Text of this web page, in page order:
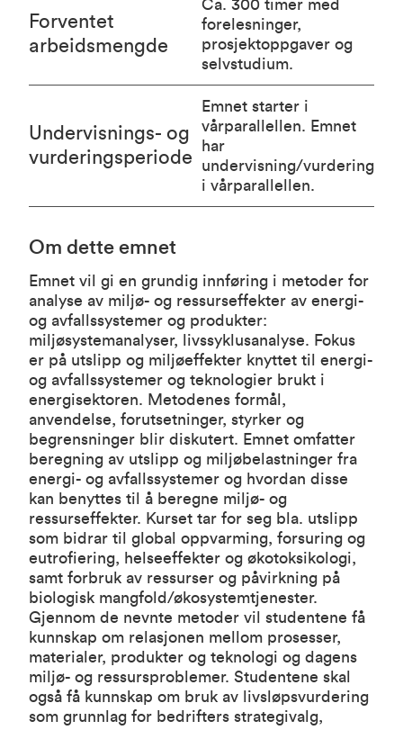
Om dette emnet
Emnet vil gi en grundig innføring i metoder for
analyse av miljø- og ressurseffekter av energi-
og avfallssystemer og produkter:
miljøsystemanalyser, livssyklusanalyse. Fokus
er på utslipp og miljøeffekter knyttet til energi-
og avfallssystemer og teknologier brukt i
energisektoren. Metodenes formål,
anvendelse, forutsetninger, styrker og
begrensninger blir diskutert. Emnet omfatter
beregning av utslipp og miljøbelastninger fra
energi- og avfallssystemer og hvordan disse
kan benyttes til å beregne miljø- og
ressurseffekter. Kurset tar for seg bla. utslipp
som bidrar til global oppvarming, forsuring og
eutrofiering, helseeffekter og økotoksikologi,
samt forbruk av ressurser og påvirkning på
biologisk mangfold/økosystemtjenester.
Gjennom de nevnte metoder vil studentene få
kunnskap om relasjonen mellom prosesser,
materialer, produkter og teknologi og dagens
miljø- og ressursproblemer. Studentene skal
også få kunnskap om bruk av livsløpsvurdering
som grunnlag for bedrifters strategivalg,
Forventet
arbeidsmengde
Ca. 300 timer med
forelesninger,
prosjektoppgaver og
selvstudium.
Undervisnings- og
vurderingsperiode
Emnet starter i
vårparallellen. Emnet
har
undervisning/vurdering
i vårparallellen.